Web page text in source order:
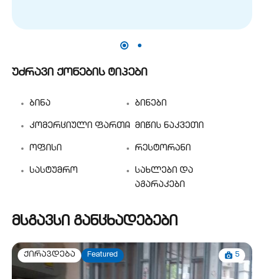
უძრავი ქონების ტიპები
ბინა ბინები
კომერციული ფართი მიწის ნაკვეთი
ოფისი რესტორანი
სასტუმრო
სახლები და
აგარაკები
მსგავსი განცხადებები
ქირავდება Featured 5